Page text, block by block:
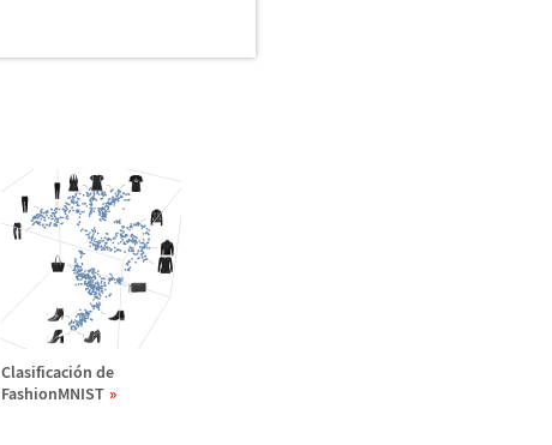
Clasificación de
FashionMNIST